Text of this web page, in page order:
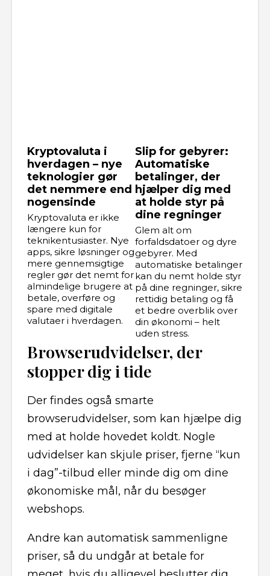
Kryptovaluta i
hverdagen – nye
teknologier gør
det nemmere end
nogensinde
Kryptovaluta er ikke
længere kun for
teknikentusiaster. Nye
apps, sikre løsninger og
mere gennemsigtige
regler gør det nemt for
almindelige brugere at
betale, overføre og
spare med digitale
valutaer i hverdagen.
Slip for gebyrer:
Automatiske
betalinger, der
hjælper dig med
at holde styr på
dine regninger
Glem alt om
forfaldsdatoer og dyre
gebyrer. Med
automatiske betalinger
kan du nemt holde styr
på dine regninger, sikre
rettidig betaling og få
et bedre overblik over
din økonomi – helt
uden stress.
Browserudvidelser, der
stopper dig i tide
Der findes også smarte
browserudvidelser, som kan hjælpe dig
med at holde hovedet koldt. Nogle
udvidelser kan skjule priser, fjerne “kun
i dag”-tilbud eller minde dig om dine
økonomiske mål, når du besøger
webshops.
Andre kan automatisk sammenligne
priser, så du undgår at betale for